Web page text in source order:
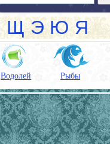
Щ Э Ю Я
Водолей Рыбы